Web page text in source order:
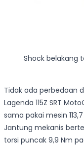
Shock belakang
Tidak ada perbedaan
Lagenda 115Z SRT
sama pakai mesin
Jantung mekanis
torsi puncak 9,9 Nm